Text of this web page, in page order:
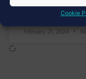
Cookie
LEER MÁS »
February 21, 2024